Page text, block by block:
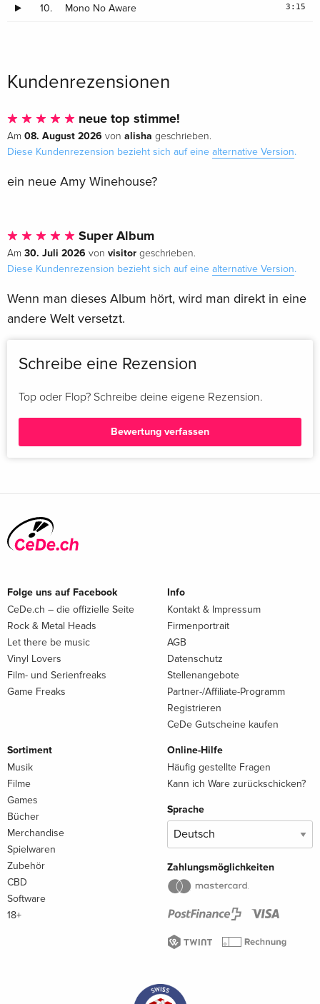
10. Mono No Aware 3:15
Kundenrezensionen
neue top stimme!
Am 08. August 2026 von alisha geschrieben.
Diese Kundenrezension bezieht sich auf eine alternative Version.
ein neue Amy Winehouse?
Super Album
Am 30. Juli 2026 von visitor geschrieben.
Diese Kundenrezension bezieht sich auf eine alternative Version.
Wenn man dieses Album hört, wird man direkt in eine
andere Welt versetzt.
Schreibe eine Rezension
Top oder Flop? Schreibe deine eigene Rezension.
Bewertung verfassen
Folge uns auf Facebook
CeDe.ch – die offizielle Seite
Rock & Metal Heads
Let there be music
Vinyl Lovers
Film- und Serienfreaks
Game Freaks
Info
Kontakt & Impressum
Firmenportrait
AGB
Datenschutz
Stellenangebote
Partner-/Affiliate-Programm
Registrieren
CeDe Gutscheine kaufen
Sortiment
Musik
Filme
Games
Bücher
Merchandise
Spielwaren
Zubehör
CBD
Software
18+
Online-Hilfe
Häufig gestellte Fragen
Kann ich Ware zurückschicken?
Sprache
Zahlungsmöglichkeiten